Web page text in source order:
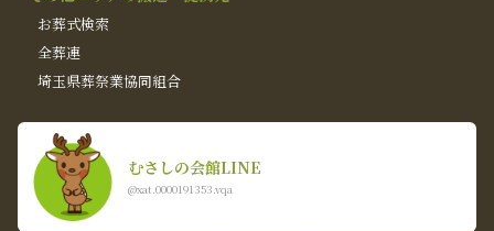
お葬式検索
全葬連
埼玉県葬祭業協同組合
むさしの会館LINE
@xat.0000191353.vqa